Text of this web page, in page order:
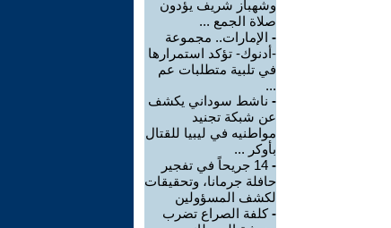
وشهباز شريف يؤدون
صلاة الجمع ...
- الإمارات.. مجموعة
-أدنوك- تؤكد استمرارها
في تلبية متطلبات عم
...
- ناشط سوداني يكشف
عن شبكة تجنيد
مواطنيه في ليبيا للقتال
بأوكر ...
-
14 جريحاً في تفجير
حافلة جرمانا، وتحقيقات
لكشف المسؤولين
-كلفة الصراع تضرب